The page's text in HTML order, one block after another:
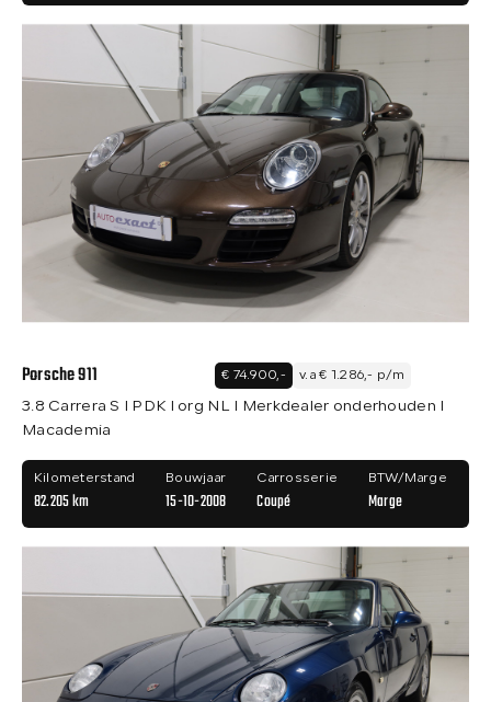
Porsche 911 € 74.900,- v.a € 1.286,- p/m
3.8 Carrera S I PDK I org NL I Merkdealer onderhouden I
Macademia
Kilometerstand
82.205 km
Bouwjaar
15-10-2008
Carrosserie
Coupé
BTW/Marge
Marge